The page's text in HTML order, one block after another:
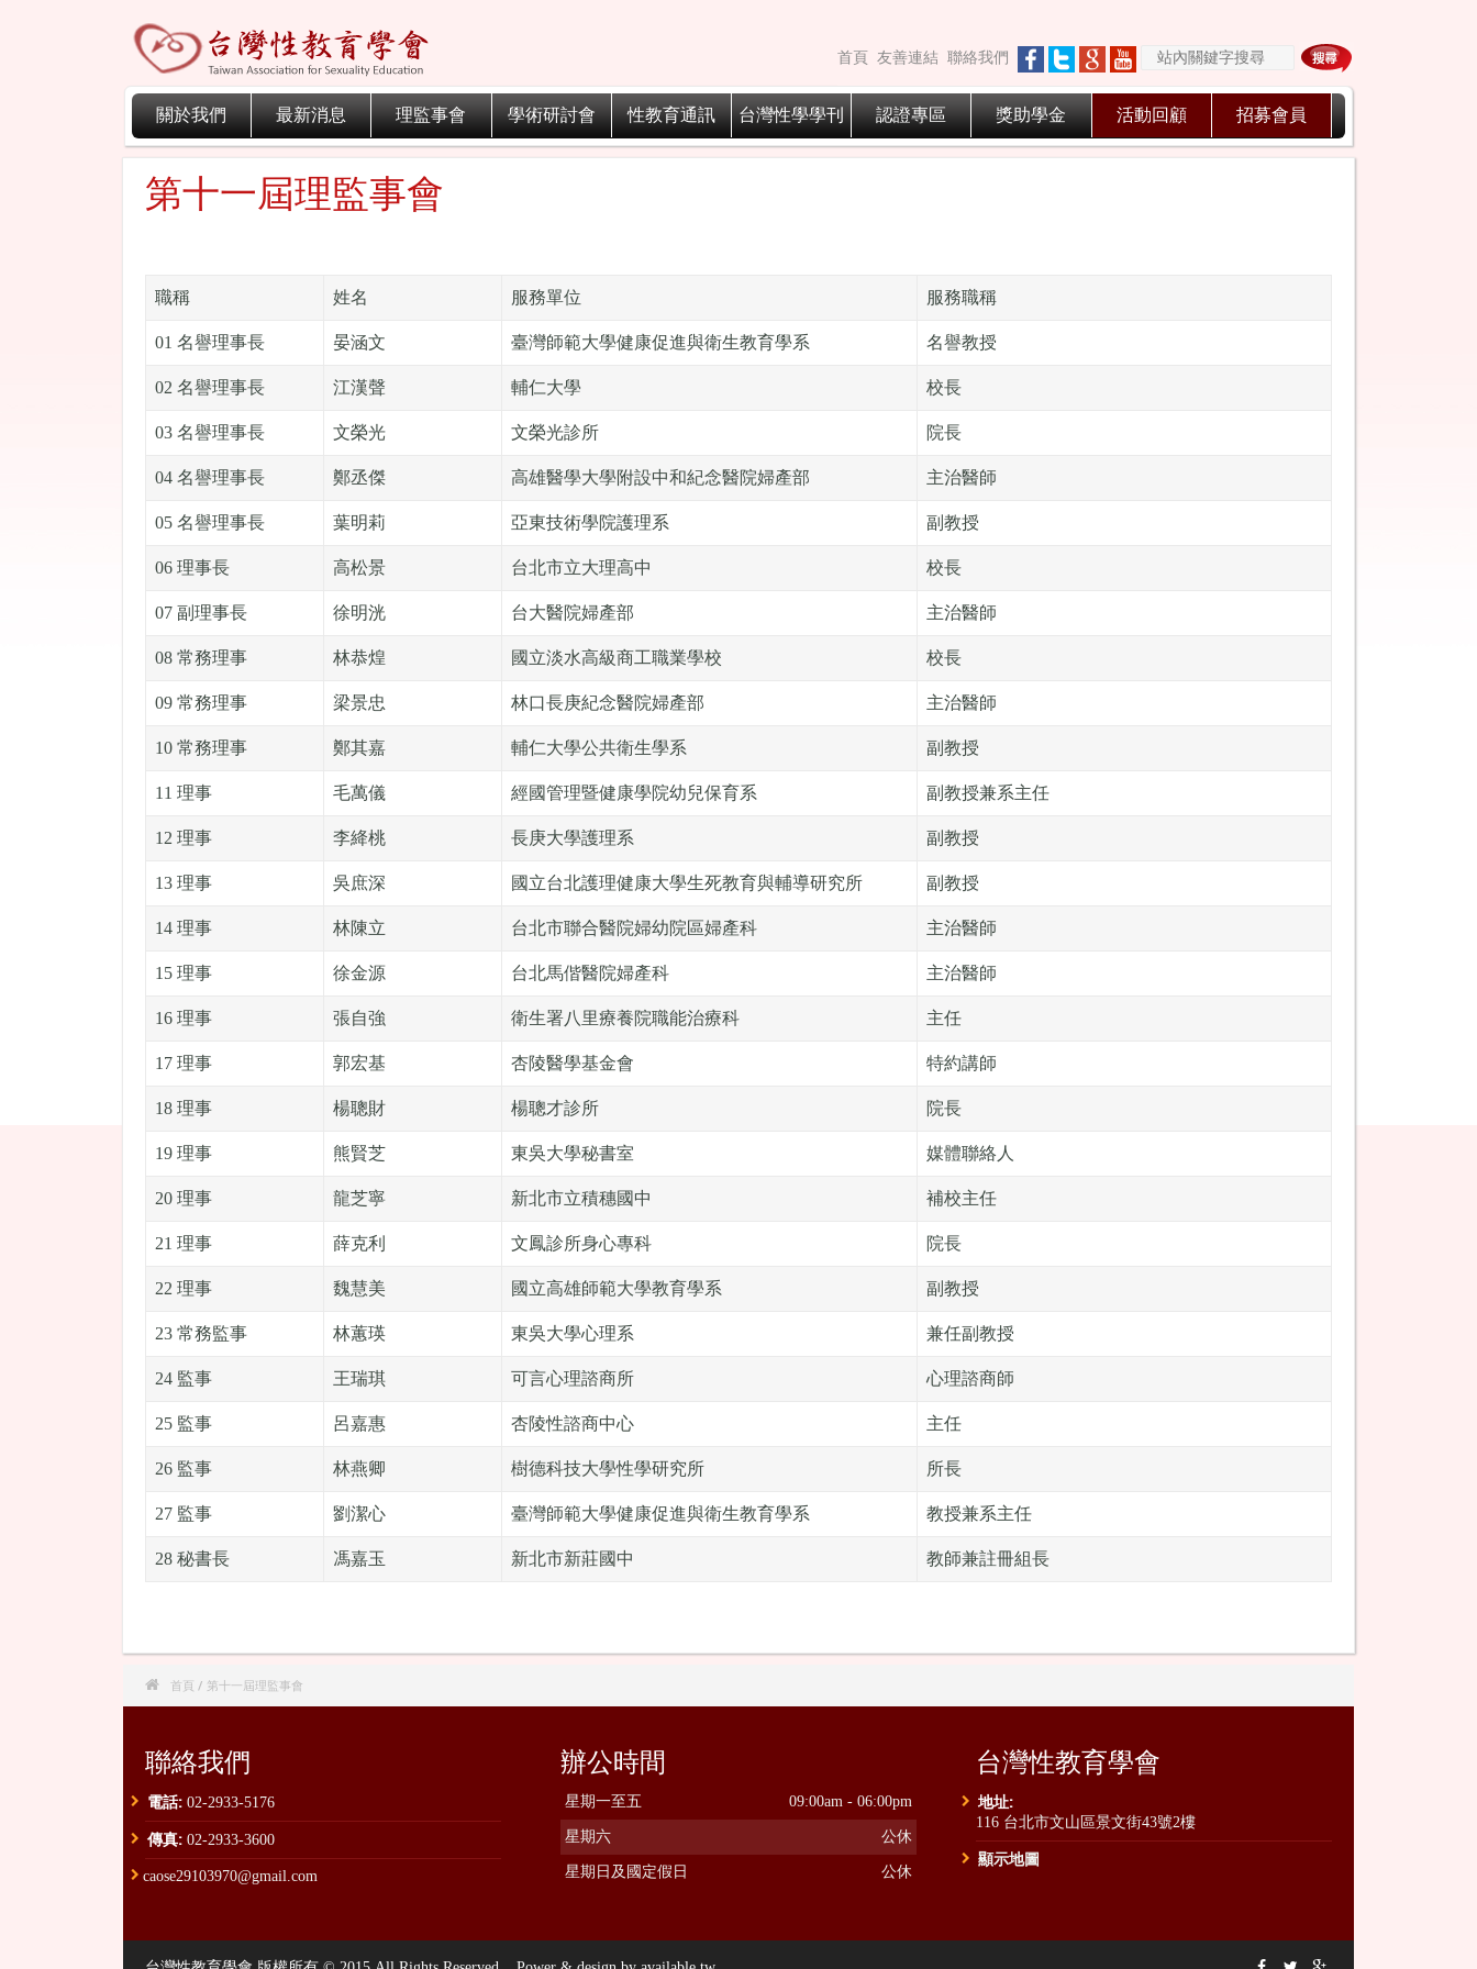
首頁 友善連結 聯絡我們
關於我們 最新消息 理監事會 學術研討會 性教育通訊 台灣性學學刊 認證專區 獎助學金 活動回顧 招募會員
第十一屆理監事會
職稱 姓名 服務單位 服務職稱
01 名譽理事長 晏涵文 臺灣師範大學健康促進與衛生教育學系 名譽教授
02 名譽理事長 江漢聲 輔仁大學 校長
03 名譽理事長 文榮光 文榮光診所 院長
04 名譽理事長 鄭丞傑 高雄醫學大學附設中和紀念醫院婦產部 主治醫師
05 名譽理事長 葉明莉 亞東技術學院護理系 副教授
06 理事長 高松景 台北市立大理高中 校長
07 副理事長 徐明洸 台大醫院婦產部 主治醫師
08 常務理事 林恭煌 國立淡水高級商工職業學校 校長
09 常務理事 梁景忠 林口長庚紀念醫院婦產部 主治醫師
10 常務理事 鄭其嘉 輔仁大學公共衛生學系 副教授
11 理事 毛萬儀 經國管理暨健康學院幼兒保育系 副教授兼系主任
12 理事 李絳桃 長庚大學護理系 副教授
13 理事 吳庶深 國立台北護理健康大學生死教育與輔導研究所 副教授
14 理事 林陳立 台北市聯合醫院婦幼院區婦產科 主治醫師
15 理事 徐金源 台北馬偕醫院婦產科 主治醫師
16 理事 張自強 衛生署八里療養院職能治療科 主任
17 理事 郭宏基 杏陵醫學基金會 特約講師
18 理事 楊聰財 楊聰才診所 院長
19 理事 熊賢芝 東吳大學秘書室 媒體聯絡人
20 理事 龍芝寧 新北市立積穗國中 補校主任
21 理事 薛克利 文鳳診所身心專科 院長
22 理事 魏慧美 國立高雄師範大學教育學系 副教授
23 常務監事 林蕙瑛 東吳大學心理系 兼任副教授
24 監事 王瑞琪 可言心理諮商所 心理諮商師
25 監事 呂嘉惠 杏陵性諮商中心 主任
26 監事 林燕卿 樹德科技大學性學研究所 所長
27 監事 劉潔心 臺灣師範大學健康促進與衛生教育學系 教授兼系主任
28 秘書長 馮嘉玉 新北市新莊國中 教師兼註冊組長
 首頁 / 第十一屆理監事會
聯絡我們
電話: 02-2933-5176
傳真: 02-2933-3600
caose29103970@gmail.com
辦公時間
星期一至五 09:00am - 06:00pm
星期六 公休
星期日及國定假日 公休
台灣性教育學會
地址:
116 台北市文山區景文街43號2樓
顯示地圖